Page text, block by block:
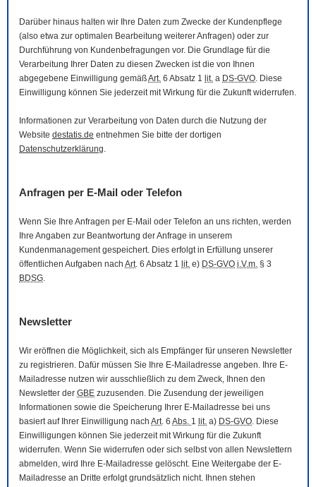
Darüber hinaus halten wir Ihre Daten zum Zwecke der Kundenpflege
(also etwa zur optimalen Bearbeitung weiterer Anfragen) oder zur
Durchführung von Kundenbefragungen vor. Die Grundlage für die
Verarbeitung Ihrer Daten zu diesen Zwecken ist die von Ihnen
abgegebene Einwilligung gemäßArt. 6 Absatz 1 lit. a DS-GVO. Diese
Einwilligung können Sie jederzeit mit Wirkung für die Zukunft widerrufen.
Informationen zur Verarbeitung von Daten durch die Nutzung der
Website destatis.de entnehmen Sie bitte der dortigen
Datenschutzerklärung.
Anfragen per E-Mail oder Telefon
Wenn Sie Ihre Anfragen per E-Mail oder Telefon an uns richten, werden
Ihre Angaben zur Beantwortung der Anfrage in unserem
Kundenmanagement gespeichert. Dies erfolgt in Erfüllung unserer
öffentlichen Aufgaben nach Art. 6 Absatz 1 lit. e) DS-GVO i.V.m. § 3
BDSG.
Newsletter
Wir eröffnen die Möglichkeit, sich als Empfänger für unseren Newsletter
zu registrieren. Dafür müssen Sie Ihre E-Mail adresse angeben. Ihre E-
Mail adresse nutzen wir ausschließlich zu dem Zweck, Ihnen den
Newsletter der GBE zuzusenden. Die Zusendung der jeweiligen
Informationen sowie die Speicherung Ihrer E-Mail adresse bei uns
basiert auf Ihrer Einwilligung nach Art. 6 Abs. 1 lit. a) DS-GVO. Diese
Einwilligungen können Sie jederzeit mit Wirkung für die Zukunft
widerrufen. Wenn Sie widerrufen oder sich selbst von allen Newslettern
abmelden, wird Ihre E-Mail adresse gelöscht. Eine Weitergabe der E-
Mail adresse an Dritte erfolgt grundsätzlich nicht. Ihnen stehen